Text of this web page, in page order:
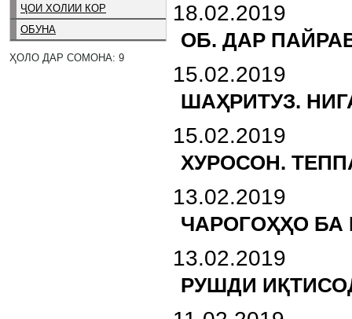
ҶОИ ХОЛИИ КОР
ОБУНА
ҲОЛО ДАР СОМОНА: 9
18.02.2019
ОБ. ДАР
15.02.2019
ШАҲРИТУЗ.
15.02.2019
ХУРОСОН.
13.02.2019
ЧАРОГОҲҲО БА
13.02.2019
РУШДИ